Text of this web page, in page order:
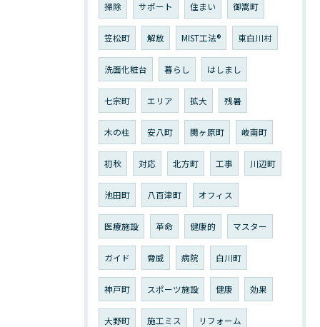
掃除 サポート 住まい 御嵩町
笠松町 解放 MIST工法®︎ 東白川村
洗面化粧台 暮らし はしまし
七宗町 エリア 拡大 残暑
木の柱 安八町 関ヶ原町 岐南町
初秋 対応 北方町 工事 川辺町
池田町 八百津町 オフィス
医療施設 革命 健康的 マスター
ガイド 脅威 病院 白川町
神戸町 スポーツ施設 健康 効果
大野町 施工ミス リフォーム